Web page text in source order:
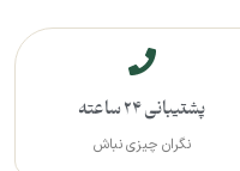
پشتیبانی 24 ساعته
نگران چیزی نباش